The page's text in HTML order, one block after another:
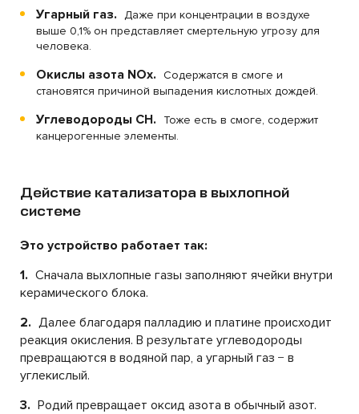
Угарный газ. Даже при концентрации в воздухе
выше 0,1% он представляет смертельную угрозу для
человека.
Окислы азота NOx. Содержатся в смоге и
становятся причиной выпадения кислотных дождей.
Углеводороды CH.
Тоже есть в смоге, содержит
канцерогенные элементы.
Действие катализатора в выхлопной
системе
Это устройство работает так:
1. Сначала выхлопные газы заполняют ячейки внутри
керамического блока.
2. Далее благодаря палладию и платине происходит
реакция окисления. В результате углеводороды
превращаются в водяной пар, а угарный газ − в
углекислый.
3. Родий превращает оксид азота в обычный азот.